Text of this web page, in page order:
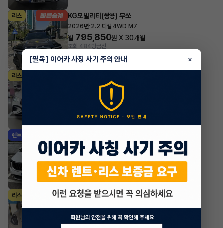
리스 KG모빌리티(쌍용) 무쏘
2026년·2.2 디젤 4WD M7
월 795,850원 X 30개월
조회 484방금전
#저신용
리스
GLE 53 AMG 4MATIC+
2,219,100 원 X
10,000,000원
조회 6211시간 전
렌트
2025년 9인승 가솔린 노블레스
월 615,860원 X 37개월
지원금2,000,000원
조회 5491시간 전
리스 포르쉐 파나메라
월1,729,300원 X32개월
[필독] 이어카 사칭 사기 주의 안내 ×